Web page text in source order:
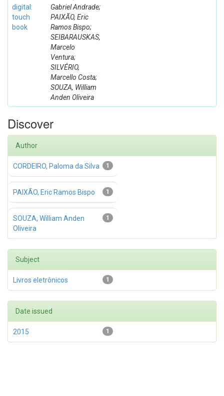
digital:
touch
book
Gabriel Andrade;
PAIXÃO, Eric
Ramos Bispo;
SEIBARAUSKAS,
Marcelo
Ventura;
SILVÉRIO,
Marcello Costa;
SOUZA, William
Anden Oliveira
Discover
Author
1
CORDEIRO, Paloma da Silva
1
PAIXÃO, Eric Ramos Bispo
1
SOUZA, William Anden
Oliveira
Subject
1
Livros eletrônicos
Date issued
1
2015